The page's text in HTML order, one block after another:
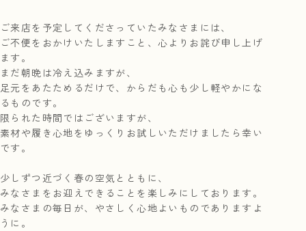
ご来店を予定してくださっていたみなさまには、
ご不便をおかけいたしますこと、心よりお詫び申し上げ
ます。
まだ朝晩は冷え込みますが、
足元をあたためるだけで、からだも心も少し軽やかにな
るものです。
限られた時間ではございますが、
素材や履き心地をゆっくりお試しいただけましたら幸い
です。
少しずつ近づく春の空気とともに、
みなさまをお迎えできることを楽しみにしております。
みなさまの毎日が、やさしく心地よいものでありますよ
うに。